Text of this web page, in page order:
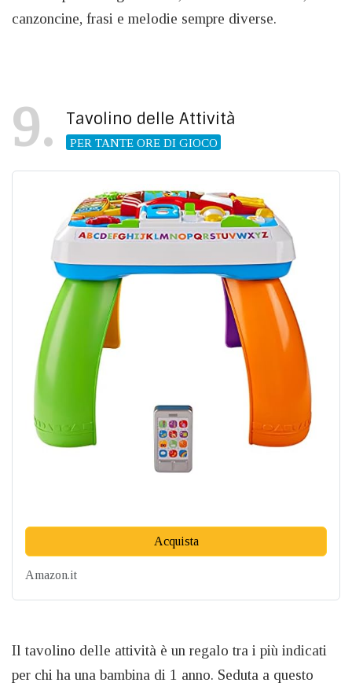
canzoncine, frasi e melodie sempre diverse.
9 Tavolino delle Attività
PER TANTE ORE DI GIOCO
Acquista
Amazon.it
Il tavolino delle attività è un regalo tra i più indicati
per chi ha una bambina di 1 anno. Seduta a questo